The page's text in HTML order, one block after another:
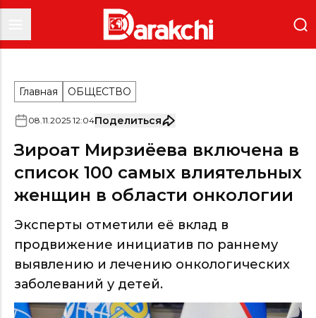
Главная ОБЩЕСТВО
08.11.2025 12:04Поделиться
Зироат Мирзиёева включена в
список 100 самых влиятельных
женщин в области онкологии
Эксперты отметили её вклад в
продвижение инициатив по раннему
выявлению и лечению онкологических
заболеваний у детей.